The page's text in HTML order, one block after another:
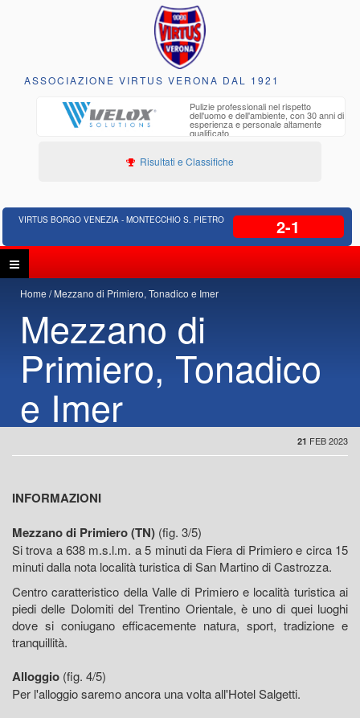
ASSOCIAZIONE VIRTUS VERONA DAL 1921
Pulizie professionali nel rispetto
dell'uomo e dell'ambiente, con 30 anni di
esperienza e personale altamente
qualificato
Risultati e Classifiche
VIRTUS BORGO VENEZIA - MONTECCHIO S. PIETRO 2-1
Home Mezzano di Primiero, Tonadico e Imer
Mezzano di
Primiero, Tonadico
e Imer
21 FEB 2023
INFORMAZIONI
Mezzano di Primiero (TN) (fig. 3/5)
Si trova a 638 m.s.l.m. a 5 minuti da Fiera di Primiero e circa 15
minuti dalla nota località turistica di San Martino di Castrozza.
Centro caratteristico della Valle di Primiero e località turistica ai
piedi delle Dolomiti del Trentino Orientale, è uno di quei luoghi
dove si coniugano efficacemente natura, sport, tradizione e
tranquillità.
Alloggio (fig. 4/5)
Per l'alloggio saremo ancora una volta all'Hotel Salgetti.